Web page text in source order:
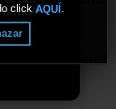
añade
tu
click AQUÍ